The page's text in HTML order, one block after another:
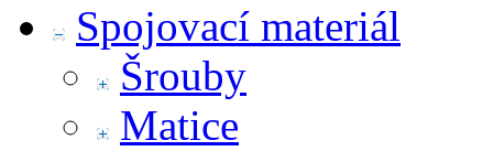
Spojovací materiál
Šrouby
Matice